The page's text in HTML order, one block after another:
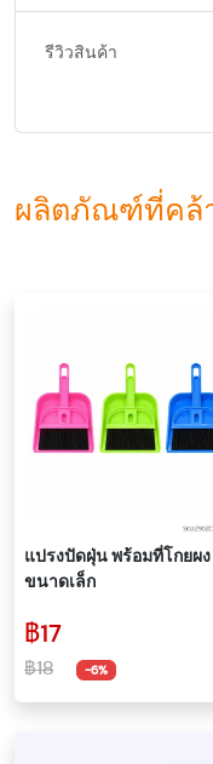
รีวิวสินค้า
ผลิตภัณฑ์ที่คล้
แปรงปัดฝุ่น พร้อมที่โกยผง
ขนาดเล็ก
฿17
฿18 -6%